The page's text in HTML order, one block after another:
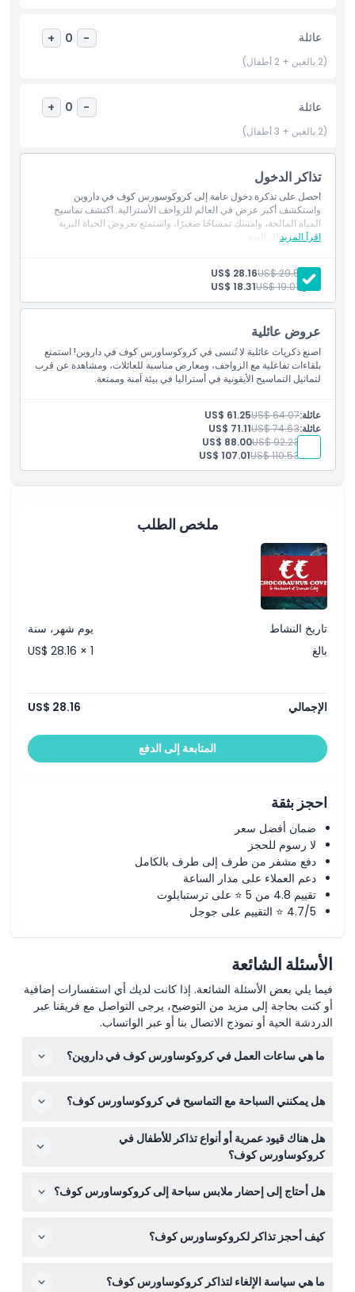
عائلة -
0
+
(2 بالغين + 2 أطفال)
عائلة -
0
+
(2 بالغين + 3 أطفال)
تذاكر الدخول
احصل على تذكرة دخول عامة إلى كروكوسورس كوف في داروين
واستكشف أكبر عرض في العالم للزواحف الأسترالية. اكتشف تماسيح
المياه المالحة، وامسك تمساحًا صغيرًا، واستمتع بعروض الحياة البرية
المثيرة طوال اليوم.
اقرأ المزيد
بالغ: US$ 29.57
US$ 28.16
طفل: US$ 19.01
US$ 18.31
عروض عائلية
اصنع ذكريات عائلية لا تُنسى في كروكوساورس كوف في داروين! استمتع
بلقاءات تفاعلية مع الزواحف، ومعارض مناسبة للعائلات، ومشاهدة عن قرب
لتماثيل التماسيح الأيقونية في أستراليا في بيئة آمنة وممتعة.
عائلة:US$ 64.07
US$ 61.25
عائلة:US$ 74.63
US$ 71.11
عائلة: US$ 92.23
US$ 88.00
عائلة:US$ 110.53
US$ 107.01
ملخص الطلب
تاريخ النشاط
يوم شهر، سنة
بالغ
US$ 28.16 × 1
الإجمالي US$ 28.16
المتابعة إلى الدفع
احجز بثقة
ضمان أفضل سعر
لا رسوم للحجز
دفع مشفر من طرف إلى طرف بالكامل
دعم العملاء على مدار الساعة
تقييم 4.8 من 5 ⭐ على ترستبايلوت
4.7/5 ⭐ التقييم على جوجل
الأسئلة الشائعة
فيما يلي بعض الأسئلة الشائعة. إذا كانت لديك أي استفسارات إضافية
أو كنت بحاجة إلى مزيد من التوضيح، يرجى التواصل مع فريقنا عبر
الدردشة الحية أو نموذج الاتصال بنا أو عبر الواتساب.
ما هي ساعات العمل في كروكوساورس كوف في داروين؟
6:00 مساءً، مع آخر دخول في الساعة 5:00 مساءً (قد تتغير
هل يمكنني السباحة مع التماسيح في كروكوساورس كوف؟
نعم! يمكنك تجربة "قفص الموت" المثير حيث تغوص بأمان مع
التماسيح الكبيرة، بالإضافة إلى لقاءات تفاعلية أخرى مثل حمل
تمساح صغير.
هل هناك قيود عمرية أو أنواع تذاكر للأطفال في
كروكوساورس كوف؟
من عمر 4-15 سنة إلى تذكرة للأطفال. إنه مكان مناسب
هل أحتاج إلى إحضار ملابس سباحة إلى كروكوساورس كوف؟
التماسيح، فمن المفضل إحضار ملابس السباحة الخاصة بك
كيف أحجز تذاكر لكروكوساورس كوف؟
فقط اختر التاريخ المفضل لديك وسيتم عرض التوافر أثناء عملية
ما هي سياسة الإلغاء لتذاكر كروكوساورس كوف؟